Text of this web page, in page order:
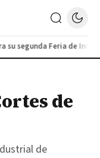
segunda Feria de
de
de